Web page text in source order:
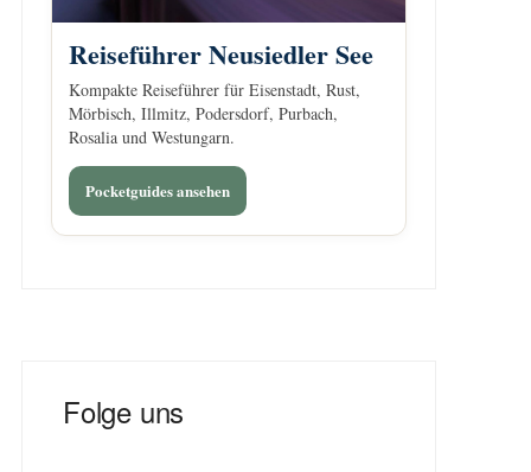
Reiseführer Neusiedler See
Kompakte Reiseführer für Eisenstadt, Rust,
Mörbisch, Illmitz, Podersdorf, Purbach,
Rosalia und Westungarn.
Pocketguides ansehen
Folge uns